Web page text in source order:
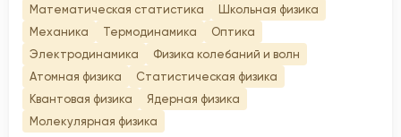
Математическая статистика
Школьная физика
Механика
Термодинамика
Оптика
Электродинамика
Физика колебаний и волн
Атомная физика
Статистическая физика
Квантовая физика
Ядерная физика
Молекулярная физика